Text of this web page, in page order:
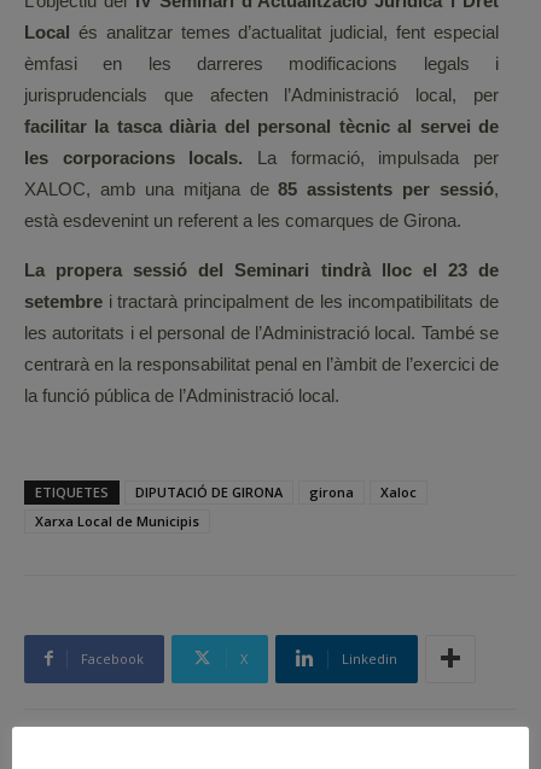
Local és analitzar temes d’actualitat judicial, fent especial
èmfasi en les darreres modificacions legals i
jurisprudencials que afecten l’Administració local, per
facilitar la tasca diària del personal tècnic al servei de
les corporacions locals. La formació, impulsada per
XALOC, amb una mitjana de85 assistents per sessió,
està esdevenint un referent a les comarques de Girona.
La propera sessió del Seminari tindrà lloc el 23 de
setembre i tractarà principalment de les incompatibilitats de
les autoritats i el personal de l’Administració local. També se
centrarà en la responsabilitat penal en l’àmbit de l’exercici de
la funció pública de l’Administració local.
ETIQUETES DIPUTACIÓ DE GIRONA girona
Xaloc
Xarxa Local de Municipis
Facebook X Linkedin